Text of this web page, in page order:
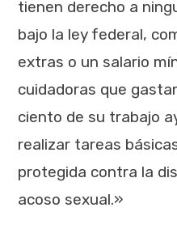
tienen derecho a
bajo la ley federal,
extras o un salario
cuidadoras que
ciento de su trabajo
realizar tareas
protegida contra la
acoso sexual.»